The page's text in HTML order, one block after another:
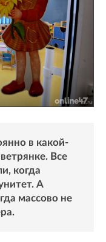
в какой-
Все
когда
А
массово не